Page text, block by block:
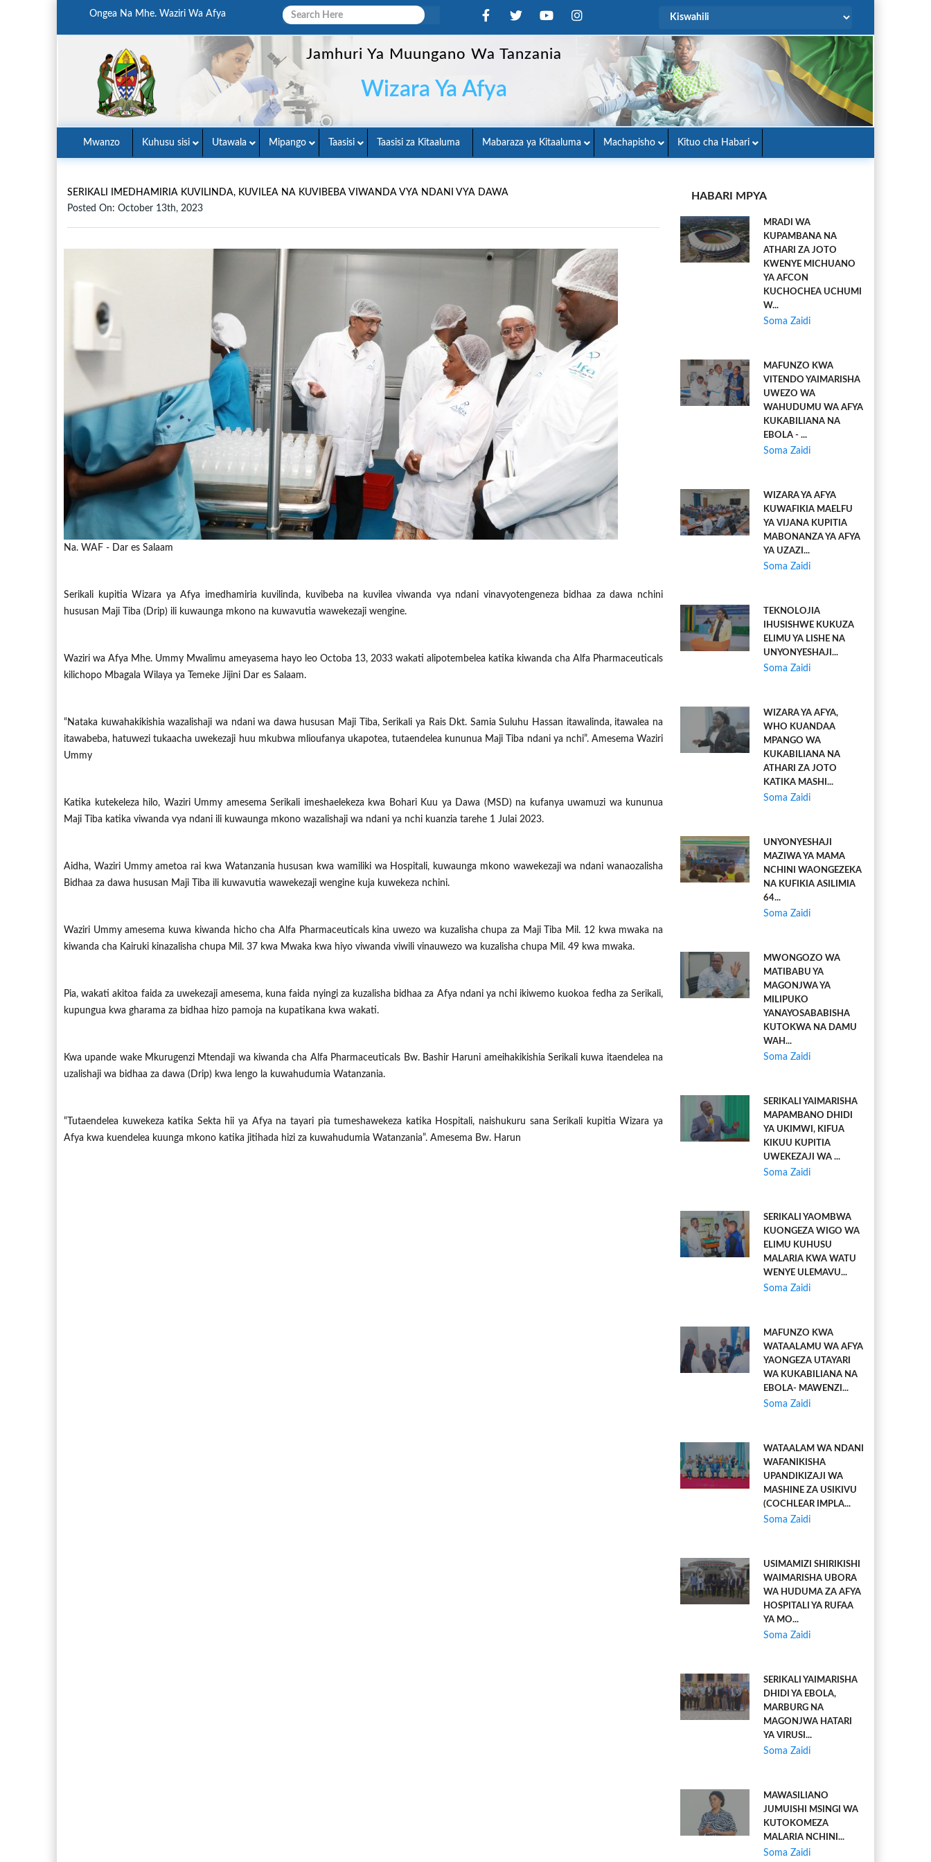
Ongea Na Mhe. Waziri Wa Afya
Jamhuri Ya Muungano Wa Tanzania
Wizara Ya Afya
Mwanzo Kuhusu sisi Utawala Mipango Taasisi Taasisi za Kitaaluma Mabaraza ya Kitaaluma Machapisho Kituo cha Habari
SERIKALI IMEDHAMIRIA KUVILINDA, KUVILEA NA KUVIBEBA VIWANDA VYA NDANI VYA DAWA
Posted On: October 13th, 2023
Na. WAF - Dar es Salaam
Serikali kupitia Wizara ya Afya imedhamiria kuvilinda, kuvibeba na kuvilea viwanda vya ndani vinavyotengeneza bidhaa za dawa nchini
hususan Maji Tiba (Drip) ili kuwaunga mkono na kuwavutia wawekezaji wengine.
Waziri wa Afya Mhe. Ummy Mwalimu ameyasema hayo leo Octoba 13, 2033 wakati alipotembelea katika kiwanda cha Alfa Pharmaceuticals
kilichopo Mbagala Wilaya ya Temeke Jijini Dar es Salaam.
“Nataka kuwahakikishia wazalishaji wa ndani wa dawa hususan Maji Tiba, Serikali ya Rais Dkt. Samia Suluhu Hassan itawalinda, itawalea na
itawabeba, hatuwezi tukaacha uwekezaji huu mkubwa mlioufanya ukapotea, tutaendelea kununua Maji Tiba ndani ya nchi”. Amesema Waziri
Ummy
Katika kutekeleza hilo, Waziri Ummy amesema Serikali imeshaelekeza kwa Bohari Kuu ya Dawa (MSD) na kufanya uwamuzi wa kununua
Maji Tiba katika viwanda vya ndani ili kuwaunga mkono wazalishaji wa ndani ya nchi kuanzia tarehe 1 Julai 2023.
Aidha, Waziri Ummy ametoa rai kwa Watanzania hususan kwa wamiliki wa Hospitali, kuwaunga mkono wawekezaji wa ndani wanaozalisha
Bidhaa za dawa hususan Maji Tiba ili kuwavutia wawekezaji wengine kuja kuwekeza nchini.
Waziri Ummy amesema kuwa kiwanda hicho cha Alfa Pharmaceuticals kina uwezo wa kuzalisha chupa za Maji Tiba Mil. 12 kwa mwaka na
kiwanda cha Kairuki kinazalisha chupa Mil. 37 kwa Mwaka kwa hiyo viwanda viwili vinauwezo wa kuzalisha chupa Mil. 49 kwa mwaka.
Pia, wakati akitoa faida za uwekezaji amesema, kuna faida nyingi za kuzalisha bidhaa za Afya ndani ya nchi ikiwemo kuokoa fedha za Serikali,
kupungua kwa gharama za bidhaa hizo pamoja na kupatikana kwa wakati.
Kwa upande wake Mkurugenzi Mtendaji wa kiwanda cha Alfa Pharmaceuticals Bw. Bashir Haruni ameihakikishia Serikali kuwa itaendelea na
uzalishaji wa bidhaa za dawa (Drip) kwa lengo la kuwahudumia Watanzania.
“Tutaendelea kuwekeza katika Sekta hii ya Afya na tayari pia tumeshawekeza katika Hospitali, naishukuru sana Serikali kupitia Wizara ya
Afya kwa kuendelea kuunga mkono katika jitihada hizi za kuwahudumia Watanzania”. Amesema Bw. Harun
HABARI MPYA
MRADI WA
KUPAMBANA NA
ATHARI ZA JOTO
KWENYE MICHUANO
YA AFCON
KUCHOCHEA UCHUMI
W...
Soma Zaidi
MAFUNZO KWA
VITENDO YAIMARISHA
UWEZO WA
WAHUDUMU WA AFYA
KUKABILIANA NA
EBOLA - ...
Soma Zaidi
WIZARA YA AFYA
KUWAFIKIA MAELFU
YA VIJANA KUPITIA
MABONANZA YA AFYA
YA UZAZI...
Soma Zaidi
TEKNOLOJIA
IHUSISHWE KUKUZA
ELIMU YA LISHE NA
UNYONYESHAJI...
Soma Zaidi
WIZARA YA AFYA,
WHO KUANDAA
MPANGO WA
KUKABILIANA NA
ATHARI ZA JOTO
KATIKA MASHI...
Soma Zaidi
UNYONYESHAJI
MAZIWA YA MAMA
NCHINI WAONGEZEKA
NA KUFIKIA ASILIMIA
64...
Soma Zaidi
MWONGOZO WA
MATIBABU YA
MAGONJWA YA
MILIPUKO
YANAYOSABABISHA
KUTOKWA NA DAMU
WAH...
Soma Zaidi
SERIKALI YAIMARISHA
MAPAMBANO DHIDI
YA UKIMWI, KIFUA
KIKUU KUPITIA
UWEKEZAJI WA ...
Soma Zaidi
SERIKALI YAOMBWA
KUONGEZA WIGO WA
ELIMU KUHUSU
MALARIA KWA WATU
WENYE ULEMAVU...
Soma Zaidi
MAFUNZO KWA
WATAALAMU WA AFYA
YAONGEZA UTAYARI
WA KUKABILIANA NA
EBOLA- MAWENZI...
Soma Zaidi
WATAALAM WA NDANI
WAFANIKISHA
UPANDIKIZAJI WA
MASHINE ZA USIKIVU
(COCHLEAR IMPLA...
Soma Zaidi
USIMAMIZI SHIRIKISHI
WAIMARISHA UBORA
WA HUDUMA ZA AFYA
HOSPITALI YA RUFAA
YA MO...
Soma Zaidi
SERIKALI YAIMARISHA
DHIDI YA EBOLA,
MARBURG NA
MAGONJWA HATARI
YA VIRUSI...
Soma Zaidi
MAWASILIANO
JUMUISHI MSINGI WA
KUTOKOMEZA
MALARIA NCHINI...
Soma Zaidi